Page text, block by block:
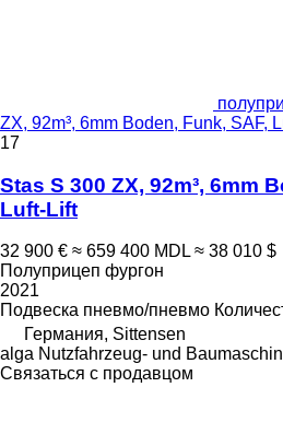
ZX, 92m³, 6mm Boden, Funk, SAF,
17
Stas S 300 ZX, 92m³, 6mm
Luft-Lift
32 900 € ≈ 659 400 MDL ≈ 38 010 $
Полуприцеп фургон
2021
Подвеска пневмо/пневмо
Германия, Sittensen
alga Nutzfahrzeug- und
Связаться с продавцом